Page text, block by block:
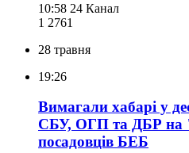
10:58 24 Канал
1 2761
28 травня
19:26
Вимагали хабарі у
СБУ, ОГП та ДБР на
посадовців БЕБ